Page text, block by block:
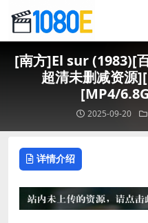
[南方]El sur (1983)[
超清未删减资源
[MP4/
2025-09-20
详情介绍